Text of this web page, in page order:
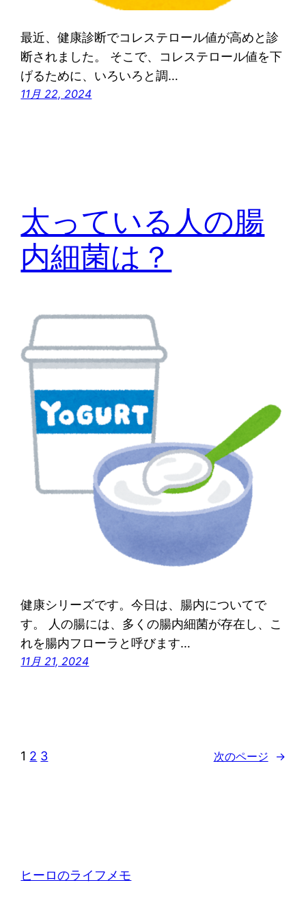
最近、健康診断でコレステロール値が高めと診
断されました。 そこで、コレステロール値を下
げるために、いろいろと調…
11月 22, 2024
太っている人の腸
内細菌は？
健康シリーズです。今日は、腸内についてで
す。 人の腸には、多くの腸内細菌が存在し、こ
れを腸内フローラと呼びます…
11月 21, 2024
1 2 3 次のページ →
ヒーロのライフメモ